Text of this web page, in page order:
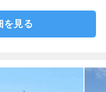
を見る